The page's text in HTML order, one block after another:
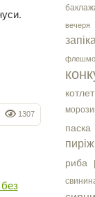
вечеря
паска
риба
1307